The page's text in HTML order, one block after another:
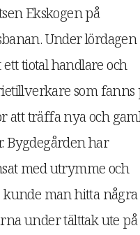
Ekskogen på
Under lördagen
tiotal handlare och
som fanns
att träffa nya och
Bygdegården har
med utrymme och
kunde man hitta
under tälttak ute på